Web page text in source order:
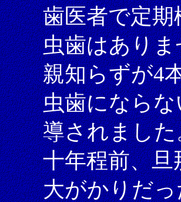
歯医者で定
虫歯はあり
親知らずが4
虫歯になら
導されました
十年程前、
大がかりだ